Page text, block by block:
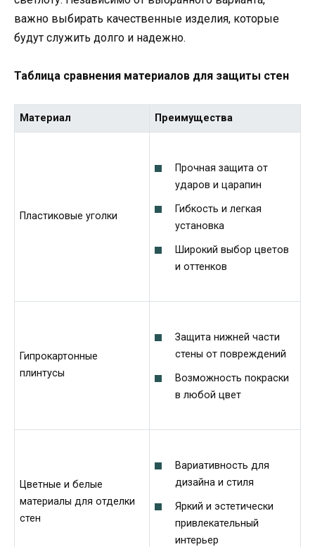
важно выбирать качественные изделия, которые
будут служить долго и надежно.
Таблица сравнения материалов для защиты стен
Материал Преимущества
Пластиковые уголки
Прочная защита от
ударов и царапин
Гибкость и легкая
установка
Широкий выбор цветов
и оттенков
Гипрокартонные
плинтусы
Защита нижней части
стены от повреждений
Возможность покраски
в любой цвет
Цветные и белые
материалы для отделки
стен
Вариативность для
дизайна и стиля
Яркий и эстетически
привлекательный
интерьер